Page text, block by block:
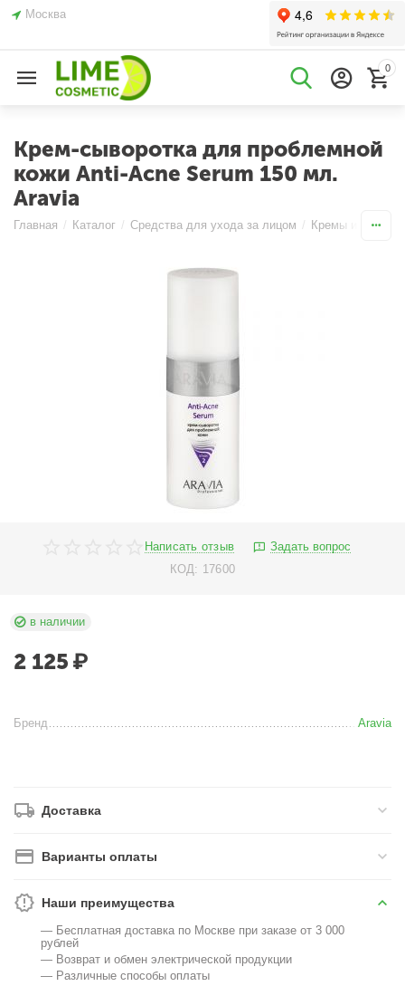
Москва
0
Крем-сыворотка для проблемной
кожи Anti-Acne Serum 150 мл.
Aravia
Главная / Каталог / Средства для ухода за лицом / Кремы и
Написать отзыв
Задать вопрос
КОД: 17600
в наличии
2 125 ₽
Бренд Aravia
Доставка
Варианты оплаты
Наши преимущества
— Бесплатная доставка по Москве при заказе от 3 000
рублей
— Возврат и обмен электрической продукции
— Различные способы оплаты